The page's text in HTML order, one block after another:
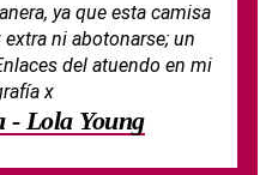
ya que esta camisa
ni abotonarse; un
del atuendo en mi
x
Lola Young